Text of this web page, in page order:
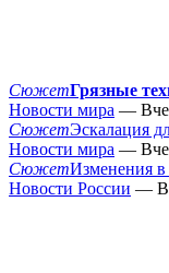
СюжетГрязные
Новости мира —
СюжетЭскалация
Новости мира —
СюжетИзменения
Новости России —